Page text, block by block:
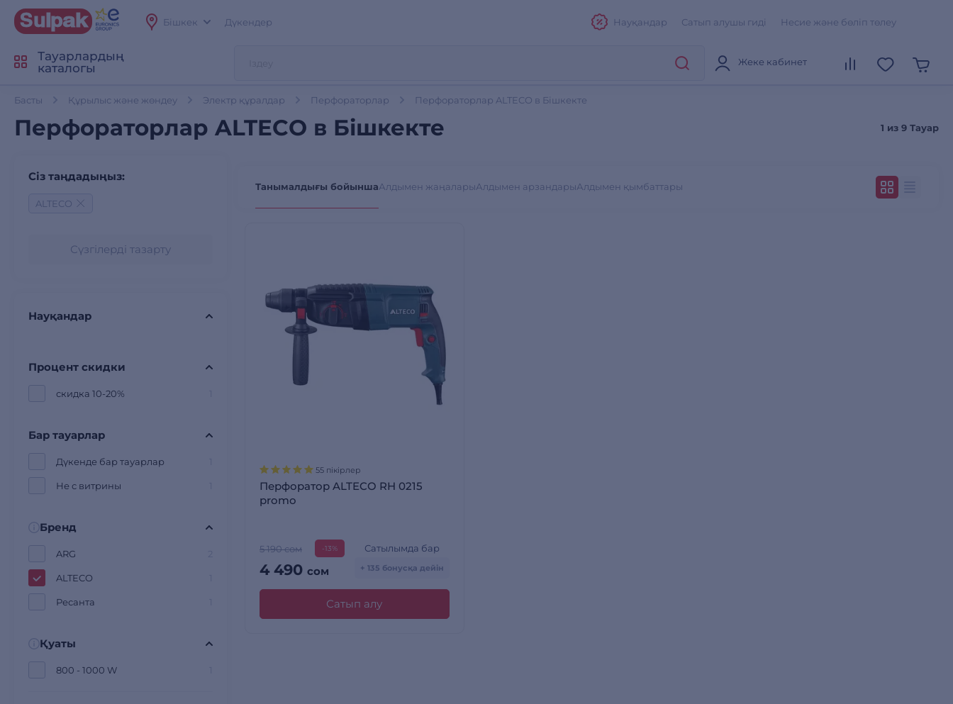
Бішкек Дүкендер Науқандар Сатып алушы гиді Несие және бөліп төлеу
Тауарлардың
каталогы
Жеке кабинет
Басты Құрылыс және жөндеу Электр құралдар Перфораторлар Перфораторлар ALTECO в Бішкекте
Перфораторлар ALTECO в Бішкекте 1 из 9 Тауар
Сіз таңдадыңыз:
ALTECO
Сүзгілерді тазарту
Науқандар
Процент скидки
скидка 10-20%
Бар тауарлар
Дүкенде бар тауарлар
Не с витрины
Бренд
ARG
ALTECO
Ресанта
Қуаты
800 - 1000 W
Танымалдығы бойыншаАлдымен жаңаларыАлдымен арзандарыАлдымен қымбаттары
55 пікірлер
Перфоратор ALTECO RH 0215
promo
5 190 сом -13%
4 490 сом
Сатылымда бар
+ 135 бонусқа дейін
Сатып алу